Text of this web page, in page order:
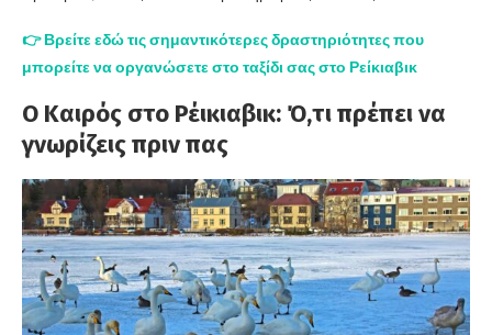
👉 Βρείτε εδώ τις σημαντικότερες δραστηριότητες που
μπορείτε να οργανώσετε στο ταξίδι σας στο Ρείκιαβικ
Ο Καιρός στο Ρέικιαβικ: Ό,τι πρέπει να
γνωρίζεις πριν πας